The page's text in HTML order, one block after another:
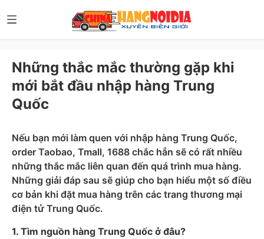
Những thắc mắc thường gặp khi
mới bắt đầu nhập hàng Trung
Quốc
Nếu bạn mới làm quen với nhập hàng Trung Quốc,
order Taobao, Tmall, 1688 chắc hẳn sẽ có rất nhiều
những thắc mắc liên quan đến quá trình mua hàng.
Những giải đáp sau sẽ giúp cho bạn hiểu một số điều
cơ bản khi đặt mua hàng trên các trang thương mại
điện tử Trung Quốc.
1. Tìm nguồn hàng Trung Quốc ở đâu?